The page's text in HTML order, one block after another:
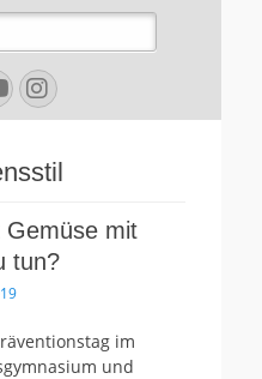
Instagram
Gemüse mit
tun?
im
und